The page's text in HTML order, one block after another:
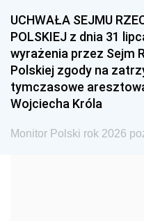
1996
1993
1990
1987
UCHWAŁA SEJMU
POLSKIEJ z dnia 31
wyrażenia przez Sejm
Polskiej zgody na
tymczasowe
Wojciecha Króla
Monitor Polski rok 2026